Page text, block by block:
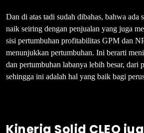
Dan di atas tadi sudah dibahas, bahwa ada
naik seiring dengan penjualan yang juga
sisi pertumbuhan profitabilitas GPM dan
menunjukkan pertumbuhan. Ini berarti
dan pertumbuhan labanya lebih besar, dari
sehingga ini adalah hal yang baik bagi
Kinerja Solid CLEO